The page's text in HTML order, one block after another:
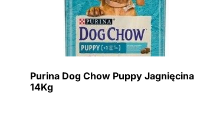
Purina Dog Chow Puppy Jagnięcina
14Kg